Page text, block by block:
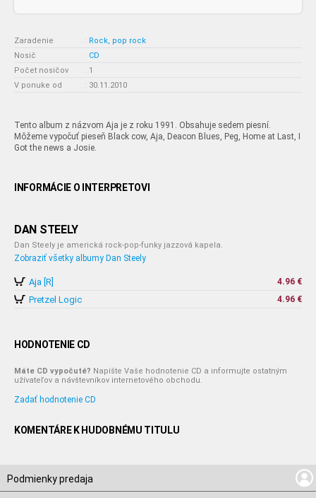
Zaradenie : Rock, pop rock
Nosič
: CD
Počet nosičov
: 1
V ponuke od
: 30.11.2010
Tento album z názvom Aja je z roku 1991. Obsahuje sedem piesní.
Môžeme vypočuť pieseň Black cow, Aja, Deacon Blues, Peg, Home at Last, I
Got the news a Josie.
INFORMÁCIE O INTERPRETOVI
DAN STEELY
Dan Steely je americká rock-pop-funky jazzová kapela.
Zobraziť všetky albumy Dan Steely
Aja [R] 4.96 €
Pretzel Logic 4.96 €
HODNOTENIE CD
Máte CD vypočuté? Napíšte Vaše hodnotenie CD a informujte ostatným
užívateľov a návštevníkov internetového obchodu.
Zadať hodnotenie CD
KOMENTÁRE K HUDOBNÉMU TITULU
Podmienky predaja